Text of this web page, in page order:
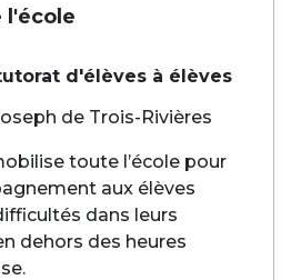
l'école
d'élèves à élèves
de Trois-Rivières
toute l’école pour
aux élèves
dans leurs
dehors des heures